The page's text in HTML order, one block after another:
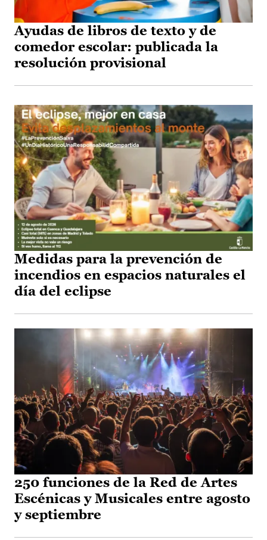
Ayudas de libros de texto y de
comedor escolar: publicada la
resolución provisional
Medidas para la prevención de
incendios en espacios naturales el
día del eclipse
250 funciones de la Red de Artes
Escénicas y Musicales entre agosto
y septiembre